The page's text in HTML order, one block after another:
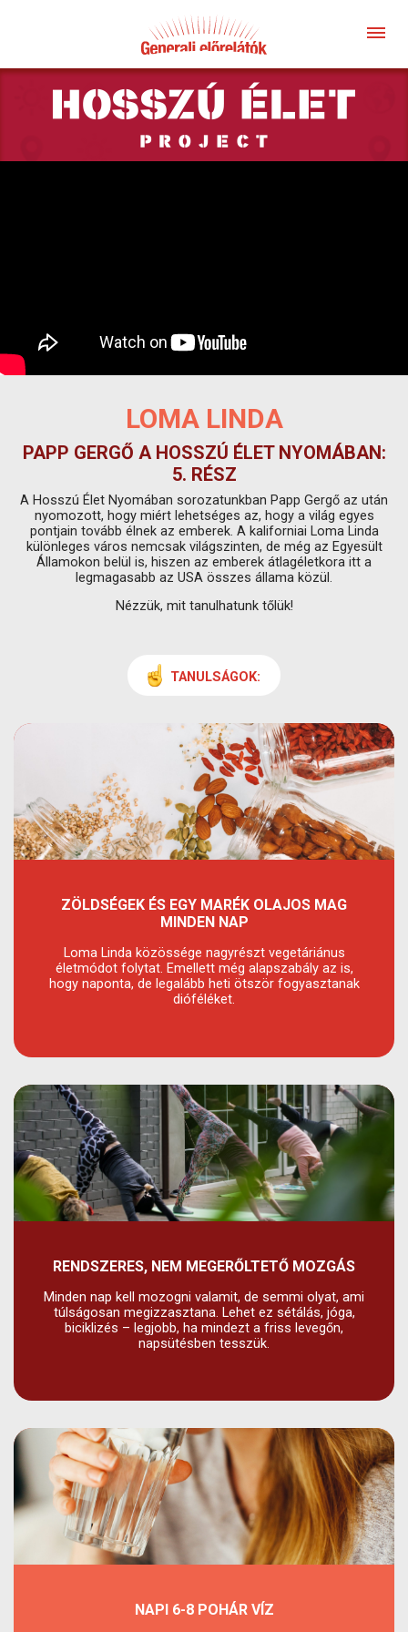
LOMA LINDA
PAPP GERGŐ A HOSSZÚ ÉLET NYOMÁBAN:
5. RÉSZ
A Hosszú Élet Nyomában sorozatunkban Papp Gergő az után
nyomozott, hogy miért lehetséges az, hogy a világ egyes
pontjain tovább élnek az emberek. A kaliforniai Loma Linda
különleges város nemcsak világszinten, de még az Egyesült
Államokon belül is, hiszen az emberek átlagéletkora itt a
legmagasabb az USA összes állama közül.
Nézzük, mit tanulhatunk tőlük!
TANULSÁGOK:
ZÖLDSÉGEK ÉS EGY MARÉK OLAJOS MAG
MINDEN NAP
Loma Linda közössége nagyrészt vegetáriánus
életmódot folytat. Emellett még alapszabály az is,
hogy naponta, de legalább heti ötször fogyasztanak
dióféléket.
RENDSZERES, NEM MEGERŐLTETŐ MOZGÁS
Minden nap kell mozogni valamit, de semmi olyat, ami
túlságosan megizzasztana. Lehet ez sétálás, jóga,
biciklizés – legjobb, ha mindezt a friss levegőn,
napsütésben tesszük.
NAPI 6-8 POHÁR VÍZ